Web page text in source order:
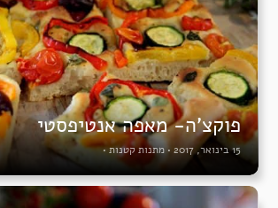
פוקצ’ה- מאפה אנטיפסטי
15 בינואר, 2017 • מתנות קטנות•